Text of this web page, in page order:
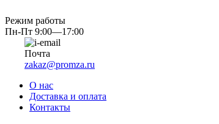
Режим работы
Пн-Пт 9:00—17:00
Почта
zakaz@promza.ru
О нас
Доставка и оплата
Контакты